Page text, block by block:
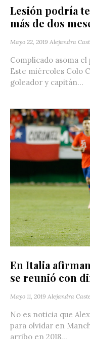
Lesión podría
más de dos
Mayo 22, 2019 Alejandra
Complicado asoma
Este miércoles Colo
goleador y capitán...
En Italia
se reunió con
Mayo 11, 2019 Alejandra
No es noticia que
para olvidar en
arribo en 2018...